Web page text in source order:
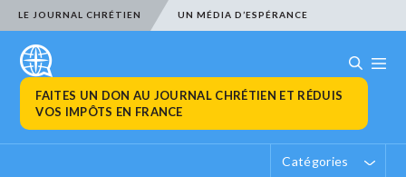
LE JOURNAL CHRÉTIEN UN MÉDIA D’ESPÉRANCE
FAITES UN DON AU JOURNAL CHRÉTIEN ET RÉDUIS
VOS IMPÔTS EN FRANCE
Catégories